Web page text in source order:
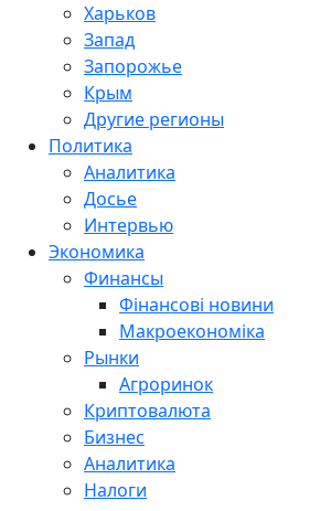
Харьков
Запад
Запорожье
Крым
Другие регионы
Политика
Аналитика
Досье
Интервью
Экономика
Финансы
Фінансові новини
Макроекономіка
Рынки
Агроринок
Криптовалюта
Бизнес
Аналитика
Налоги